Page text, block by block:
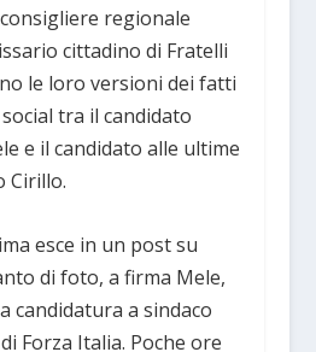
regionale
cittadino di Fratelli
le loro versioni dei fatti
tra il candidato
e il candidato alle ultime
Cirillo.
esce in un post su
di foto, a firma Mele,
candidatura a sindaco
Forza Italia. Poche ore